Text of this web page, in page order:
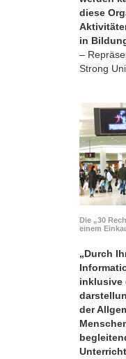
diese
in
–
Strong
Die „30
einem
„Durch
inklusive
der